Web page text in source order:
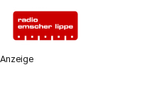
Anzeige